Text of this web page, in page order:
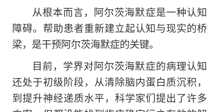
从根本而言，阿尔茨海默症是一种认知
障碍。帮助患者重新建立起认知与现实的桥
梁，是干预阿尔茨海默症的关键。
目前，学界对阿尔茨海默症的病理认知
还处于初级阶段，从清除脑内蛋白质沉积，
到提升神经递质水平，科学家们提出了许多